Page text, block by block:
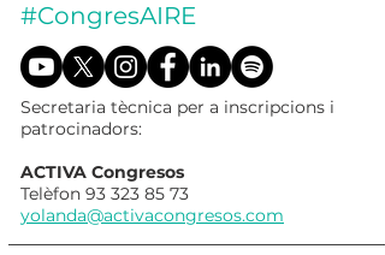
#CongresAIRE
Secretaria tècnica per a inscripcions i
patrocinadors:
ACTIVA Congresos
Telèfon 93 323 85 73
yolanda@activacongresos.com